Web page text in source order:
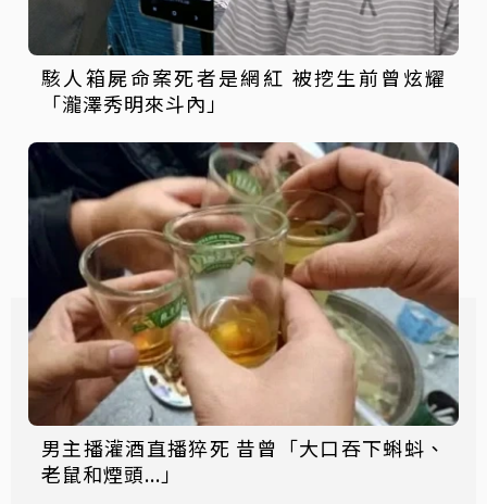
駭人箱屍命案死者是網紅 被挖生前曾炫耀
「瀧澤秀明來斗內」
男主播灌酒直播猝死 昔曾「大口吞下蝌蚪、
老鼠和煙頭...」